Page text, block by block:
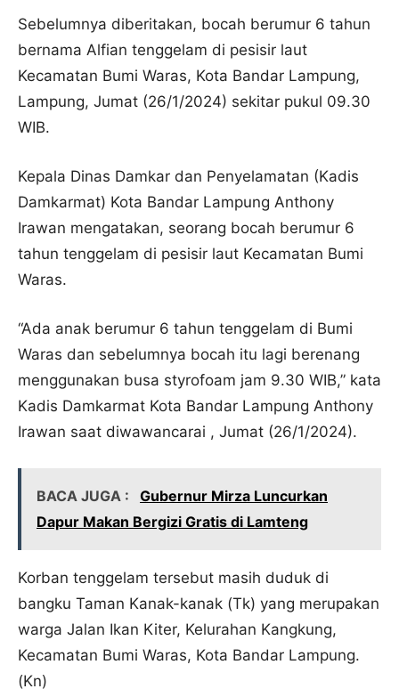
Sebelumnya diberitakan, bocah berumur 6 tahun
bernama Alfian tenggelam di pesisir laut
Kecamatan Bumi Waras, Kota Bandar Lampung,
Lampung, Jumat (26/1/2024) sekitar pukul 09.30
WIB.
Kepala Dinas Damkar dan Penyelamatan (Kadis
Damkarmat) Kota Bandar Lampung Anthony
Irawan mengatakan, seorang bocah berumur 6
tahun tenggelam di pesisir laut Kecamatan Bumi
Waras.
“Ada anak berumur 6 tahun tenggelam di Bumi
Waras dan sebelumnya bocah itu lagi berenang
menggunakan busa styrofoam jam 9.30 WIB,” kata
Kadis Damkarmat Kota Bandar Lampung Anthony
Irawan saat diwawancarai , Jumat (26/1/2024).
BACA JUGA :
Gubernur Mirza Luncurkan
Dapur Makan Bergizi Gratis di Lamteng
Korban tenggelam tersebut masih duduk di
bangku Taman Kanak-kanak (Tk) yang merupakan
warga Jalan Ikan Kiter, Kelurahan Kangkung,
Kecamatan Bumi Waras, Kota Bandar Lampung.
(Kn)